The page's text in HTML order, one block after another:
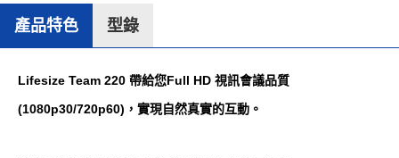
產品特色 型錄
Lifesize Team 220 帶給您Full HD 視訊會議品質
(1080p30/720p60)，實現自然真實的互動。